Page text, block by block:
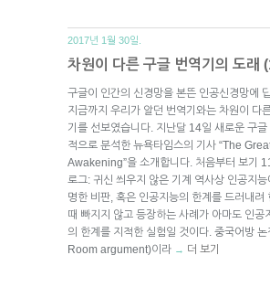
2017년 1월 30일.
차원이 다른 구글 번역기의 도래
구글이 인간의 신경망을 본뜬 인공신경망에
지금까지 우리가 알던 번역기와는 차원이 다
기를 선보였습니다. 지난달 14일 새로운 구
적으로 분석한 뉴욕타임스의 기사 “The
Awakening”을 소개합니다. 처음부터 보기
로그: 귀신 씌우지 않은 기계 역사상 인공지
명한 비판, 혹은 인공지능의 한계를 드러내려
때 빠지지 않고 등장하는 사례가 아마도 인공
의 한계를 지적한 실험일 것이다. 중국어방
Room argument)이라 → 더 보기